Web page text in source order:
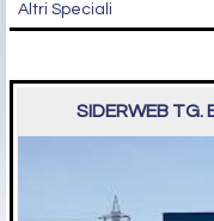
Altri Speciali
SIDERWEB TG.